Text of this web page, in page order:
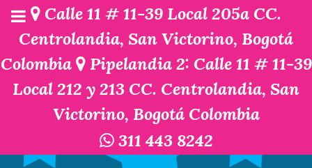
Calle 11 # 11-39 Local 205a CC.
Centrolandia, San Victorino, Bogotá
Colombia
Pipelandia 2: Calle 11 # 11-39
Local 212 y 213 CC. Centrolandia, San
Victorino, Bogotá Colombia
311 443 8242